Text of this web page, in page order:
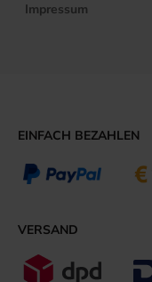
Impressum
EINFACH BEZAHLEN
VERSAND